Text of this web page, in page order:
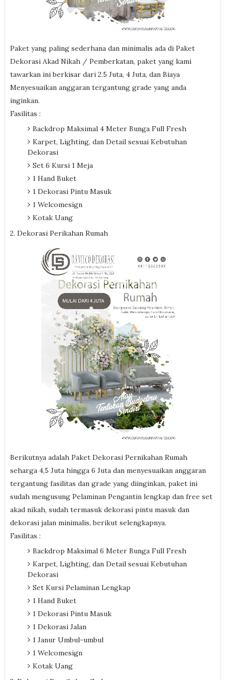
Paket yang paling sederhana dan minimalis ada di Paket
Dekorasi Akad Nikah / Pemberkatan, paket yang kami
tawarkan ini berkisar dari 2.5 Juta, 4 Juta, dan Biaya
Menyesuaikan anggaran tergantung grade yang anda
inginkan.
Fasilitas :
Backdrop Maksimal 4 Meter Bunga Full Fresh
Karpet, Lighting, dan Detail sesuai Kebutuhan
Dekorasi
Set 6 Kursi 1 Meja
1 Hand Buket
1 Dekorasi Pintu Masuk
1 Welcomesign
Kotak Uang
2. Dekorasi Perikahan Rumah
Berikutnya adalah Paket Dekorasi Pernikahan Rumah
seharga 4,5 Juta hingga 6 Juta dan menyesuaikan anggaran
tergantung fasilitas dan grade yang diinginkan, paket ini
sudah mengusung Pelaminan Pengantin lengkap dan free set
akad nikah, sudah termasuk dekorasi pintu masuk dan
dekorasi jalan minimalis, berikut selengkapnya.
Fasilitas :
Backdrop Maksimal 6 Meter Bunga Full Fresh
Karpet, Lighting, dan Detail sesuai Kebutuhan
Dekorasi
Set Kursi Pelaminan Lengkap
1 Hand Buket
1 Dekorasi Pintu Masuk
1 Dekorasi Jalan
1 Janur Umbul-umbul
1 Welcomesign
Kotak Uang